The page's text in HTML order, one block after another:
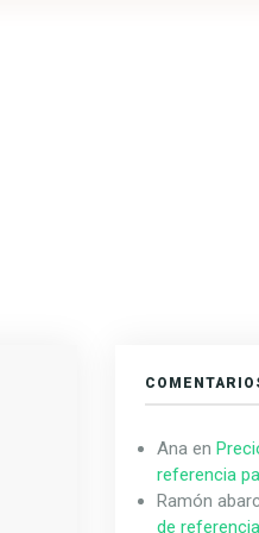
Ana en
referencia
Ramón
de